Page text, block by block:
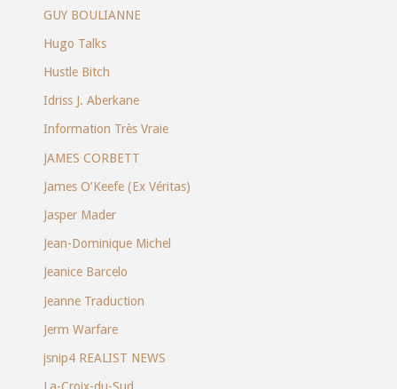
GUY BOULIANNE
Hugo Talks
Hustle Bitch
Idriss J. Aberkane
Information Très Vraie
JAMES CORBETT
James O’Keefe (Ex Véritas)
Jasper Mader
Jean-Dominique Michel
Jeanice Barcelo
Jeanne Traduction
Jerm Warfare
jsnip4 REALIST NEWS